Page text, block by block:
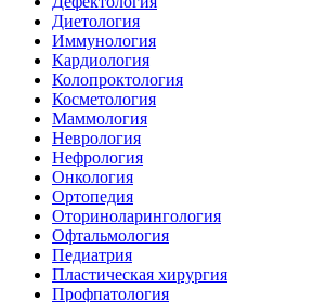
Диетология
Иммунология
Кардиология
Колопроктология
Косметология
Маммология
Неврология
Нефрология
Онкология
Ортопедия
Оториноларингология
Офтальмология
Педиатрия
Пластическая хирургия
Профпатология